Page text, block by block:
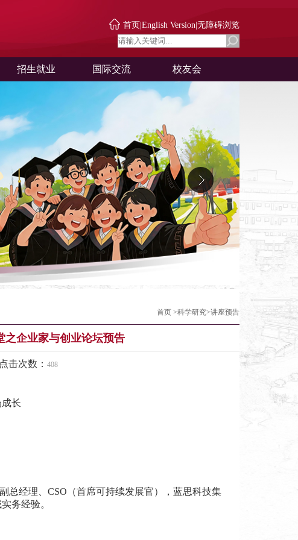
首页 English Version 无障碍浏览
招生就业 国际交流 校友会
首页 >科学研究>讲座预告
之企业家与创业论坛预告
点击次数： 408
长
总经理、CSO（首席可持续发展官），蓝思科技集
务经验。